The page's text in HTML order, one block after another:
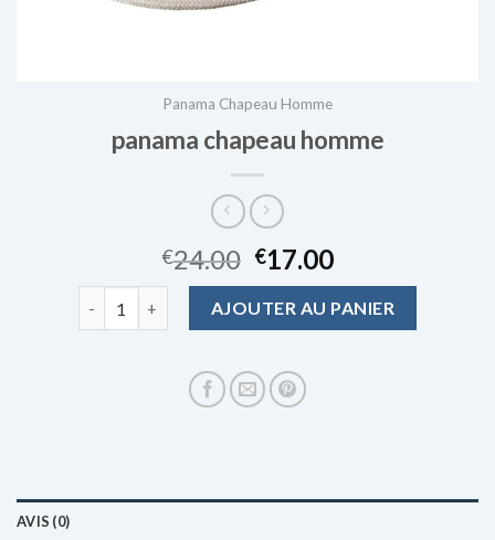
Panama Chapeau Homme
panama chapeau homme
€24.00 €17.00
AJOUTER AU PANIER
AVIS (0)